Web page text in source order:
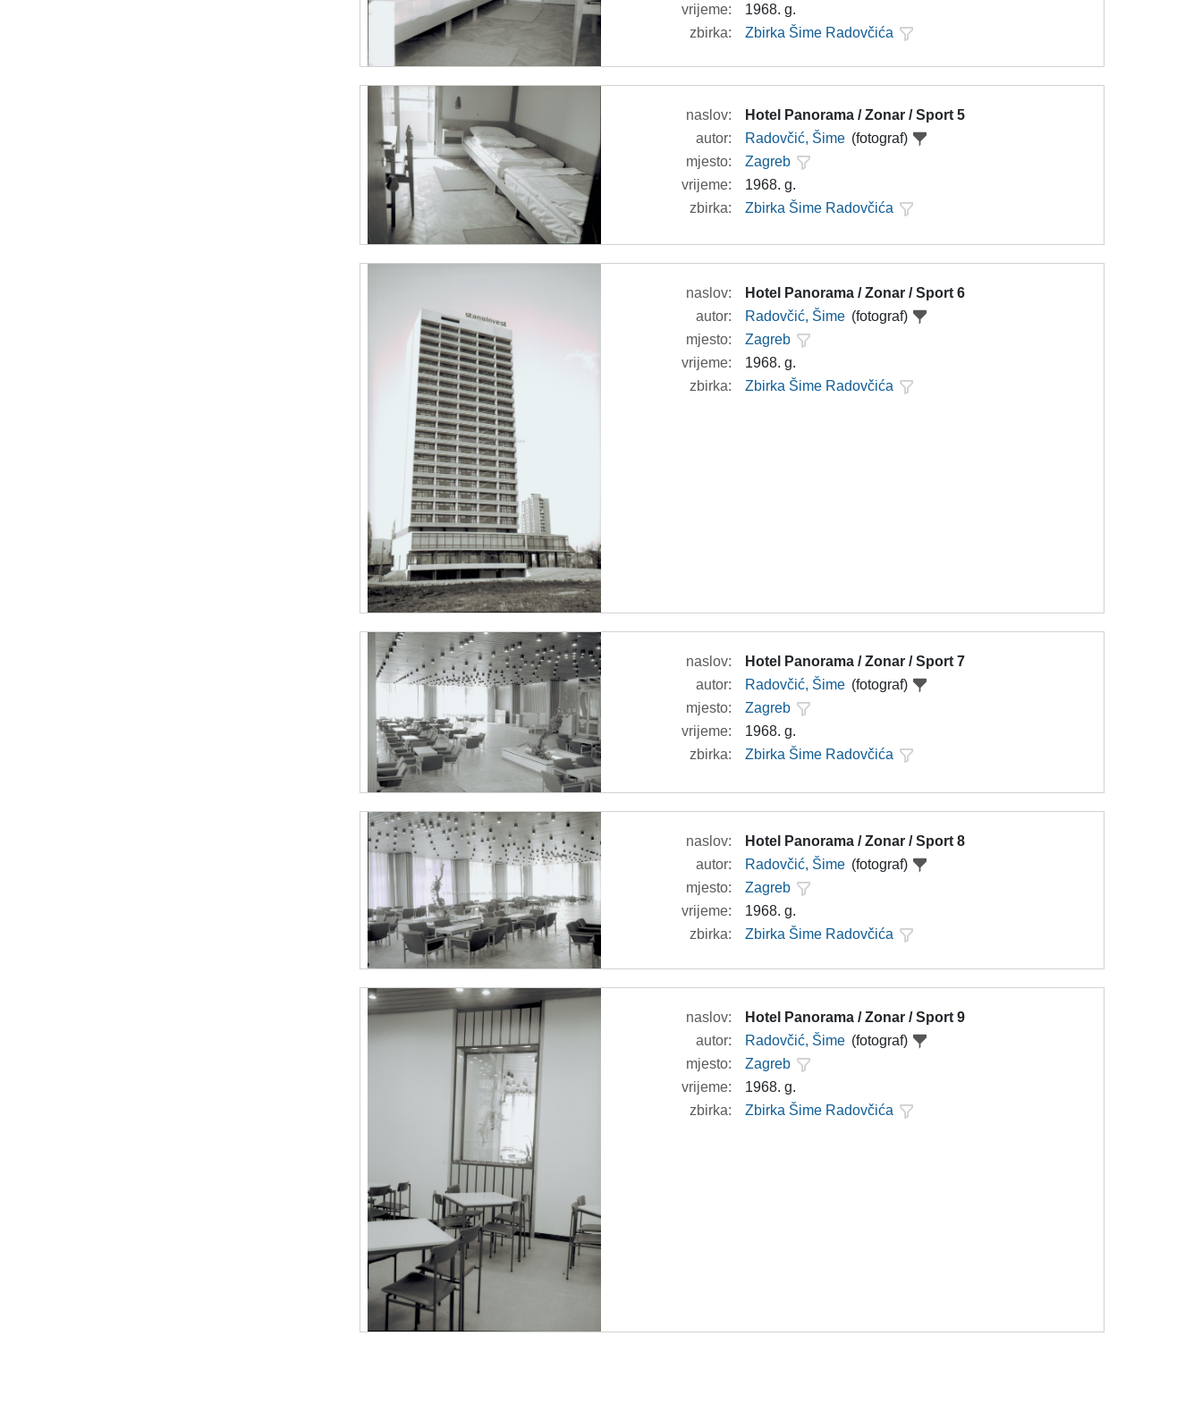
vrijeme:
1968. g.
zbirka:
Zbirka Šime Radovčića
naslov:
Hotel Panorama / Zonar / Sport 5
autor:
Radovčić, Šime (fotograf)
mjesto:
Zagreb
vrijeme:
1968. g.
zbirka:
Zbirka Šime Radovčića
naslov:
Hotel Panorama / Zonar / Sport 6
autor:
Radovčić, Šime (fotograf)
mjesto:
Zagreb
vrijeme:
1968. g.
zbirka:
Zbirka Šime Radovčića
naslov:
Hotel Panorama / Zonar / Sport 7
autor:
Radovčić, Šime (fotograf)
mjesto:
Zagreb
vrijeme:
1968. g.
zbirka:
Zbirka Šime Radovčića
naslov:
Hotel Panorama / Zonar / Sport 8
autor:
Radovčić, Šime (fotograf)
mjesto:
Zagreb
vrijeme:
1968. g.
zbirka:
Zbirka Šime Radovčića
naslov:
Hotel Panorama / Zonar / Sport 9
autor:
Radovčić, Šime (fotograf)
mjesto:
Zagreb
vrijeme:
1968. g.
zbirka:
Zbirka Šime Radovčića